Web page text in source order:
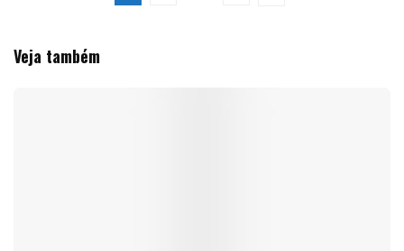
Veja também